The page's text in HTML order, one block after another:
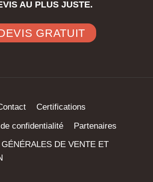
AU PLUS JUSTE.
GRATUIT
Certifications
confidentialité
Partenaires
DE VENTE ET